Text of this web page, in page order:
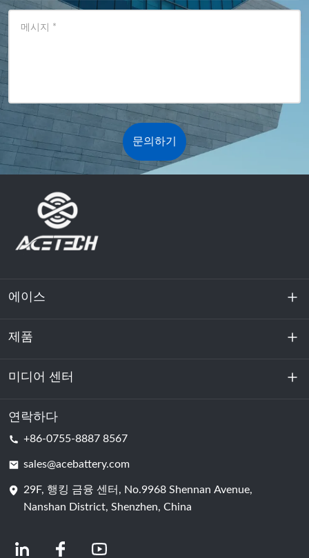
메시지 *
문의하기
에이스
회사 소개
지속 가능성
제품
에너지 저장
데이터센터 및 서버실
배터리 셀
미디어 센터
소식
연락하다
+86-0755-8887 8567
sales@acebattery.com
29F, 행킹 금융 센터, No.9968 Shennan Avenue,
Nanshan District, Shenzhen, China